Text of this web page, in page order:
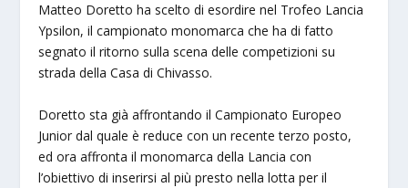
Matteo Doretto ha scelto di esordire nel Trofeo Lancia
Ypsilon, il campionato monomarca che ha di fatto
segnato il ritorno sulla scena delle competizioni su
strada della Casa di Chivasso.
Doretto sta già affrontando il Campionato Europeo
Junior dal quale è reduce con un recente terzo posto,
ed ora affronta il monomarca della Lancia con
l’obiettivo di inserirsi al più presto nella lotta per il